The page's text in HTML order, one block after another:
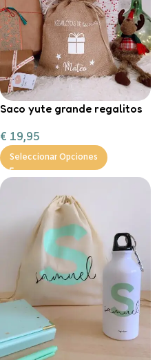
Saco yute grande regalitos
€ 19,95
Seleccionar Opciones